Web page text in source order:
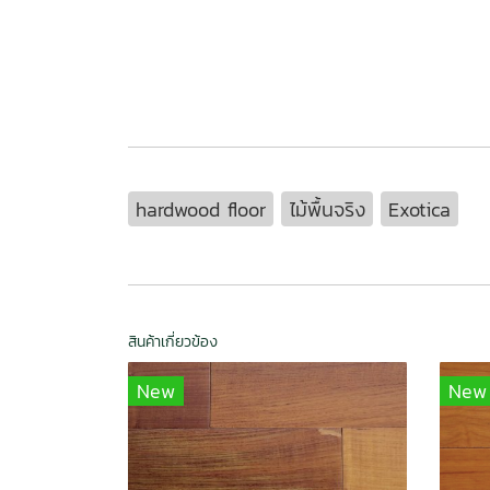
hardwood floor ไม้พื้นจริง Exotica
สินค้าเกี่ยวข้อง
New New